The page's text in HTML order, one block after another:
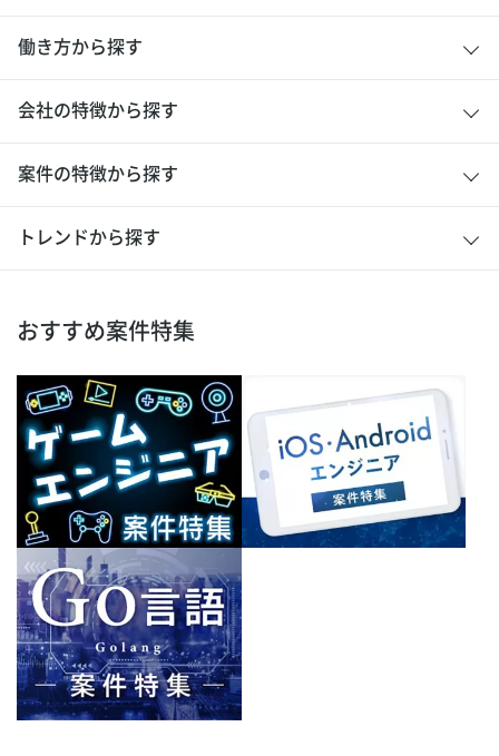
働き方から探す
会社の特徴から探す
案件の特徴から探す
トレンドから探す
おすすめ案件特集